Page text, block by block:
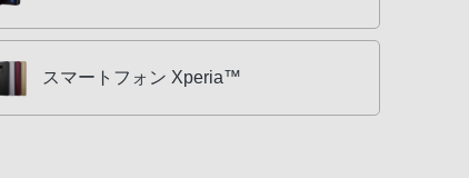
スマートフォン Xperia™